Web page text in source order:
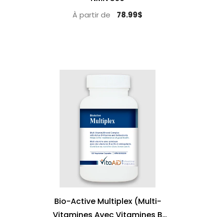
À partir de 78.99$
Bio-Active Multiplex (Multi-